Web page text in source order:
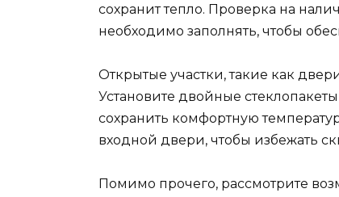
сохранит тепло. Проверка на
необходимо заполнять, чтобы
Открытые участки, такие как
Установите двойные
сохранить комфортную
входной двери, чтобы избежать
Помимо прочего, рассмотрите